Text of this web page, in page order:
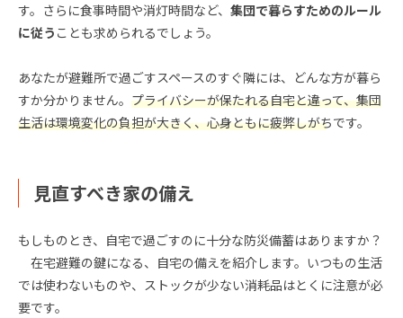
す。さらに食事時間や消灯時間など、 集団で暮らすためのルール
に従う ことも求められるでしょう。
あなたが避難所で過ごすスペースのすぐ隣には、どんな方が暮ら
すか分かりません。 プライバシーが保たれる自宅と違って、集団
生活は環境変化の負担が大きく、心身ともに疲弊しがちです。
見直すべき家の備え
もしものとき、自宅で過ごすのに十分な防災備蓄はありますか？
在宅避難の鍵になる、自宅の備えを紹介します。いつもの生活
では使わないものや、ストックが少ない消耗品はとくに注意が必
要です。